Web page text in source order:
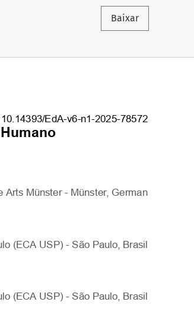
Baixar